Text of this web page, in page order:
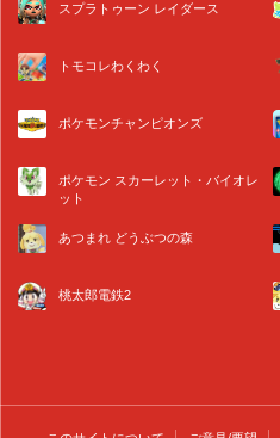
スプラトゥーン レイダース
トモコレわくわく
ポケモンチャンピオンズ
ポケモン スカーレット・バイオレ
ット
あつまれ どうぶつの森
桃太郎電鉄2